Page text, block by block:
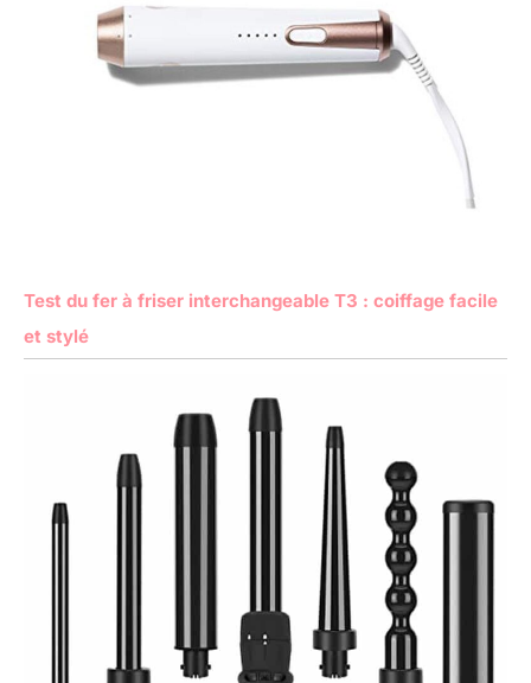
Test du fer à friser interchangeable T3 : coiffage facile
et stylé